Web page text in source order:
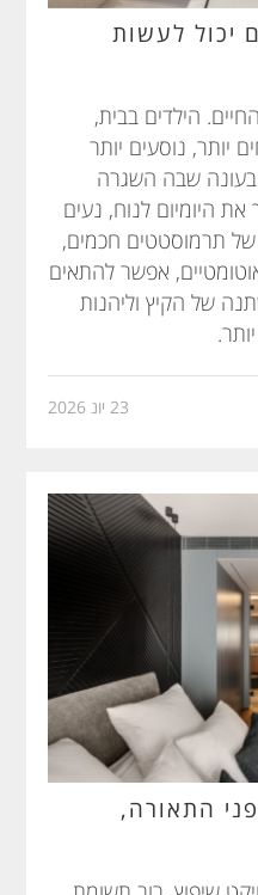
יכול לעשות
הילדים בבית,
יותר, נוסעים יותר
בעונה שבה השגרה
היומיום לנוח, נעים
של תרמוסטטים חכמים,
אפשר להתאים
של הקיץ וליהנות
23 יונ 2026
התאורה,